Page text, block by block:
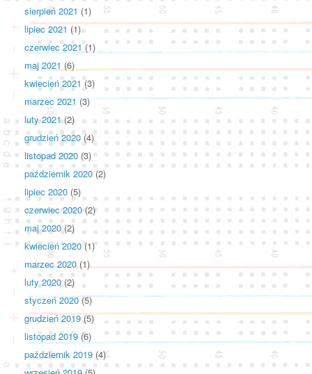
sierpień 2021 (1)
lipiec 2021 (1)
czerwiec 2021(1)
maj 2021 (6)
kwiecień 2021 (3)
marzec 2021(3)
luty 2021(2)
grudzień 2020(4)
listopad 2020 (3)
październik 2020 (2)
lipiec 2020 (5)
czerwiec 2020(2)
maj 2020(2)
kwiecień 2020(1)
marzec 2020(1)
luty 2020(2)
styczeń 2020 (5)
grudzień 2019(5)
listopad 2019 (6)
październik 2019 (4)